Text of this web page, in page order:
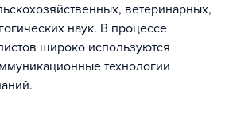
ветеринарных,
наук. В процессе
широко используются
технологии